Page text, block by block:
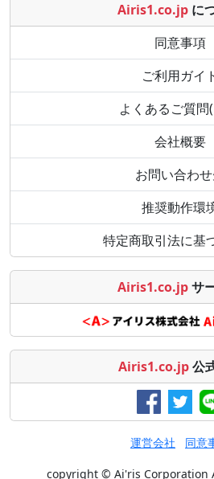
Airis1.co.jp に
同意事項
ご利用ガイ
よくあるご質問
会社概要
お問い合わ
推奨動作環
特定商取引法に基
Airis1.co.jpサ
Airis1.co.jp 公
運営会社 同意
copyright © Ai'ris Corporation